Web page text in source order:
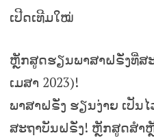
ເປີດເທີມໃໝ່
ຫຼັກສູດຮຽນພາສາຝຣັ່ງທີ່ສ
ເມສາ 2023)!
ພາສາຝຣັ່ງ ຮຽນງ່າຍ ເປັນ
ສະຖາບັນຝຣັ່ງ! ຫຼັກສູດສຳ